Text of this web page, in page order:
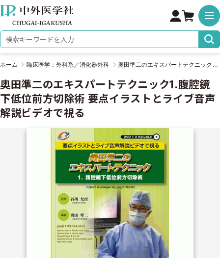
株式会社 中外医学社
検索キーワード
ホーム 臨床医学：外科系／消化器外科
奥田準二のエキスパートテクニック1.腹腔鏡
下低位前方切除術 要点イラストとライブ音声
解説ビデオで視る